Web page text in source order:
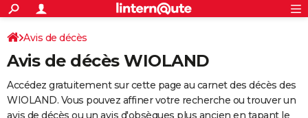
ACTUALITÉS
Politique
Société
Faits Divers
Education
Monde
Villes
+
SPORT
Coupe du monde 2026
Football
Tennis
Cyclisme
Rugby
Forum
Programme TV
TNT
Streaming
Cinéma
Sorties cinéma
Musique
+
FINANCE
Avis de décès
Avis de décès WIOLAND
Accédez gratuitement sur cette page au carnet des décès des
WIOLAND. Vous pouvez affiner votre recherche ou trouver un
avis de décès ou un avis d'obsèques plus ancien en tapant le